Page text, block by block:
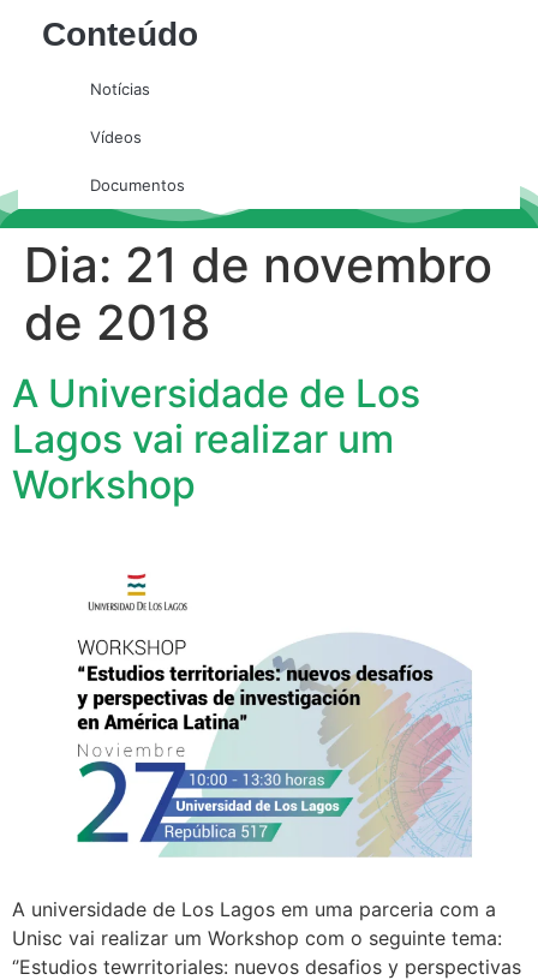
Conteúdo
Notícias
Vídeos
Documentos
Dia: 21 de novembro
de 2018
A Universidade de Los
Lagos vai realizar um
Workshop
A universidade de Los Lagos em uma parceria com a
Unisc vai realizar um Workshop com o seguinte tema:
‘’Estudios tewrritoriales: nuevos desafios y perspectivas